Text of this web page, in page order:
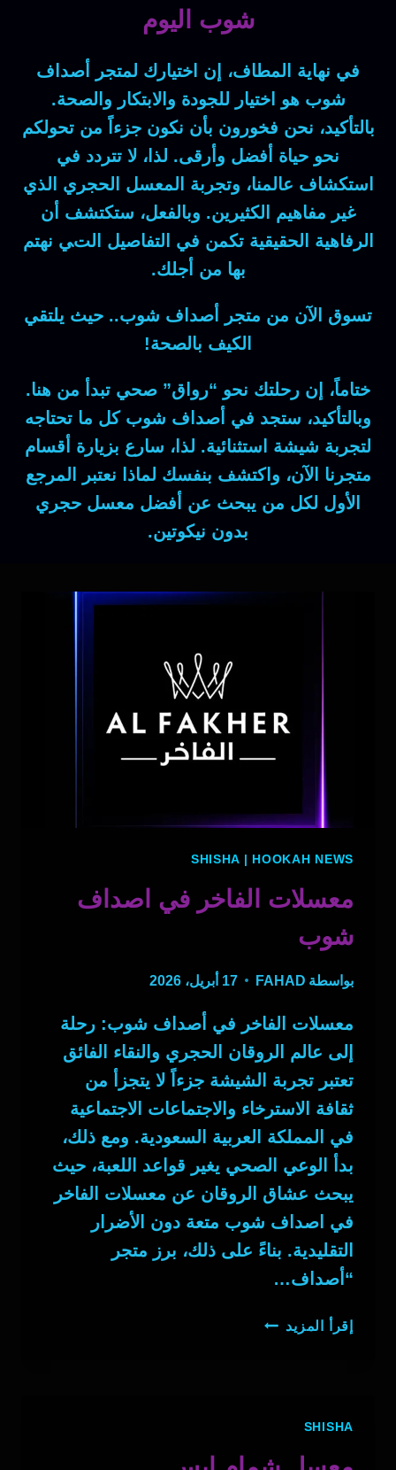
شوب اليوم
في نهاية المطاف، إن اختيارك لمتجر أصداف
شوب هو اختيار للجودة والابتكار والصحة.
بالتأكيد، نحن فخورون بأن نكون جزءاً من تحولكم
نحو حياة أفضل وأرقى. لذا ، لا تتردد في
استكشاف عالمنا، وتجربة المعسل الحجري الذي
غير مفاهيم الكثيرين. وبالفعل، ستكتشف أن
الرفاهية الحقيقية تكمن في التفاصيل التي نهتم
بها من أجلك.
تسوق الآن من متجر أصداف شوب.. حيث يلتقي
الكيف بالصحة!
ختاماً، إن رحلتك نحو “رواق” صحي تبدأ من هنا.
وبالتأكيد، ستجد في أصداف شوب كل ما تحتاجه
لتجربة شيشة استثنائية. لذا ، سارع بزيارة أقسام
متجرنا الآن، واكتشف بنفسك لماذا نعتبر المرجع
الأول لكل من يبحث عن
أفضل معسل حجري
بدون نيكوتين.
SHISHA | HOOKAH NEWS
معسلات الفاخر في اصداف
شوب
بواسطة FAHAD 17 أبريل، 2026
معسلات الفاخر في أصداف شوب: رحلة
إلى عالم الروقان الحجري والنقاء الفائق
تعتبر تجربة الشيشة جزءاً لا يتجزأ من
ثقافة الاسترخاء والاجتماعات الاجتماعية
في المملكة العربية السعودية. ومع ذلك،
بدأ الوعي الصحي يغير قواعد اللعبة، حيث
يبحث عشاق الروقان عن معسلات الفاخر
في اصداف شوب متعة دون الأضرار
التقليدية. بناءً على ذلك، برز متجر
“أصداف…
إقرأ المزيد معسلات
SHISHA